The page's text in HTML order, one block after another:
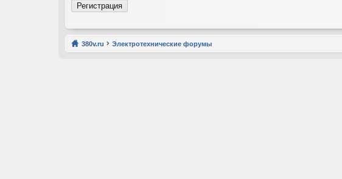
Регистрация
380v.ru Электротехнические форумы